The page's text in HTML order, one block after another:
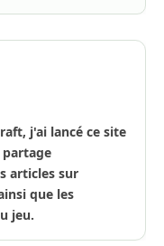
j'ai lancé ce site
partage
articles sur
que les
jeu.